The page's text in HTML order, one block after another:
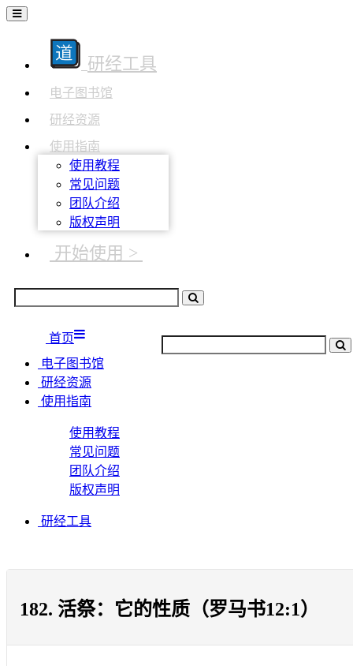
研经工具
电子图书馆
研经资源
使用指南
使用教程
常见问题
团队介绍
版权声明
开始使用 >
首页
电子图书馆
研经资源
使用指南
使用教程
常见问题
团队介绍
版权声明
研经工具
182. 活祭：它的性质（罗马书12:1）